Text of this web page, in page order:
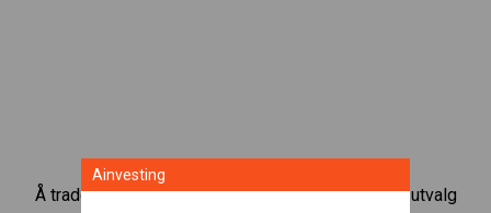
Å trade CFD-er med aksjeindeks gir deg et bredt utvalg
Ainvesting